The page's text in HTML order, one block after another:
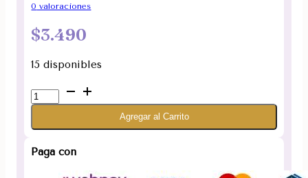
0 valoraciones
$3.490
15 disponibles
Porta
incienso
cantidad
Agregar al Carrito
Paga con